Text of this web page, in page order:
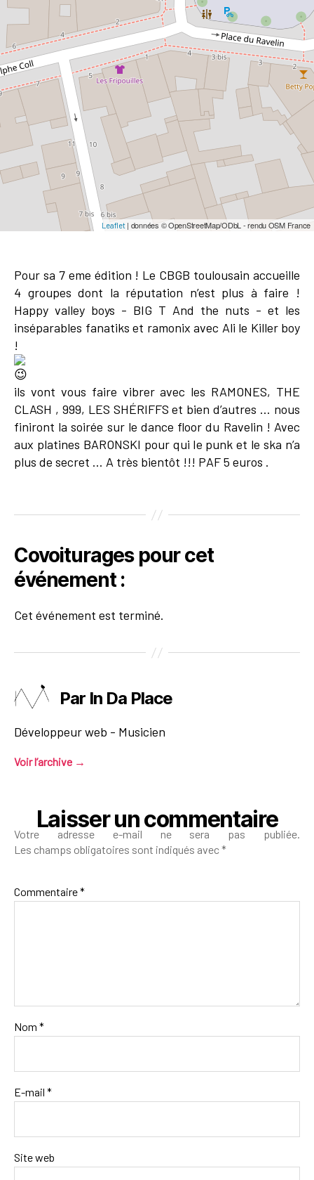
Leaflet| données © OpenStreetMap/ODbL - rendu OSM France
Pour sa 7 eme édition ! Le CBGB toulousain accueille
4 groupes dont la réputation n’est plus à faire !
Happy valley boys - BIG T And the nuts - et les
inséparables fanatiks et ramonix avec Ali le Killer boy
!
ils vont vous faire vibrer avec les RAMONES, THE
CLASH , 999, LES SHÉRIFFS et bien d’autres … nous
finiront la soirée sur le dance floor du Ravelin ! Avec
aux platines BARONSKI pour qui le punk et le ska n’a
plus de secret … A très bientôt !!! PAF 5 euros .
Covoiturages pour cet
événement :
Cet événement est terminé.
Par In Da Place
Développeur web - Musicien
Voir l’archive →
Laisser un commentaire
Votre adresse e-mail ne sera pas publiée.
Les champs obligatoires sont indiqués avec*
Commentaire*
Nom *
E-mail *
Site web